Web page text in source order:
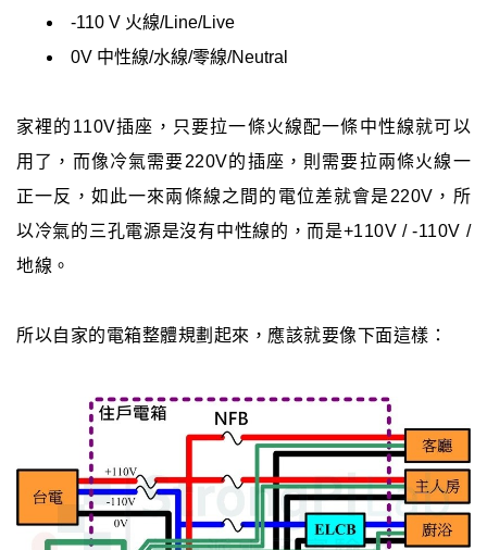
-110 V 火線/Line/Live
0V 中性線/水線/零線/Neutral
家裡的110V插座，只要拉一條火線配一條中性線就可以
用了，而像冷氣需要220V的插座，則需要拉兩條火線一
正一反，如此一來兩條線之間的電位差就會是220V，所
以冷氣的三孔電源是沒有中性線的，而是+110V / -110V /
地線。
所以自家的電箱整體規劃起來，應該就要像下面這樣：